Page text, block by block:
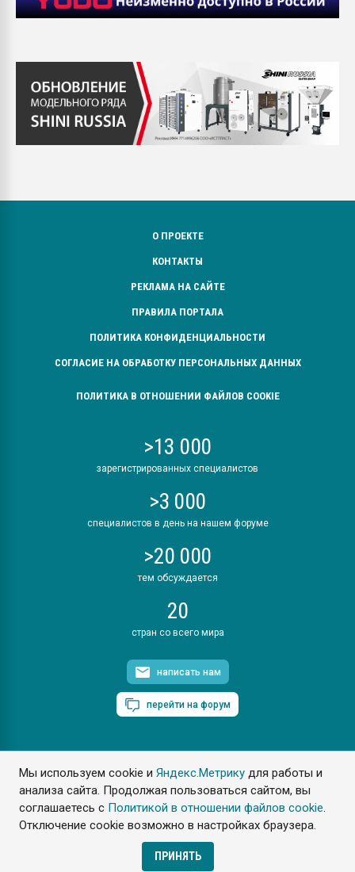
Мы используем cookie иЯндекс.Метрику для работы и
анализа сайта. Продолжая пользоваться сайтом, вы
соглашаетесь с Политикой в отношении файлов cookie.
Отключение cookie возможно в настройках браузера.
ПРИНЯТЬ
О ПРОЕКТЕ
КОНТАКТЫ
РЕКЛАМА НА САЙТЕ
ПРАВИЛА ПОРТАЛА
ПОЛИТИКА КОНФИДЕНЦИАЛЬНОСТИ
СОГЛАСИЕ НА ОБРАБОТКУ ПЕРСОНАЛЬНЫХ ДАННЫХ
ПОЛИТИКА В ОТНОШЕНИИ ФАЙЛОВ COOKIE
>13 000
зарегистрированных специалистов
>3 000
специалистов в день на нашем форуме
>20 000
тем обсуждается
20
стран со всего мира
написать нам
перейти на форум
ПластЭксперт © 2006. Все права защищены
Разрешается копирование материалов сайта с обязательной
ссылкой на www.e-plastic.ru
Разработка сайта